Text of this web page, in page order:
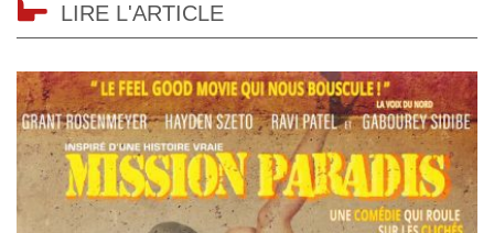
LIRE L'ARTICLE